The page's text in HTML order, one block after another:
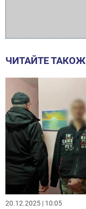
ЧИТАЙТЕ ТАКОЖ
20.12.2025 | 10:05